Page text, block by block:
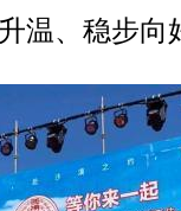
温、稳步向